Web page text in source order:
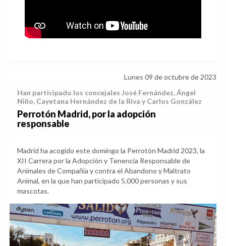
Lunes 09 de octubre de 2023
Han participado los concejales José Fernández, Ángel
Niño, Cayetana Hernández de la Riva y Carlos González
Perrotón Madrid, por la adopción
responsable
Madrid ha acogido este domingo la Perrotón Madrid 2023, la
XII Carrera por la Adopción y Tenencia Responsable de
Animales de Compañía y contra el Abandono y Maltrato
Animal, en la que han participado 5.000 personas y sus
mascotas.
Anterior